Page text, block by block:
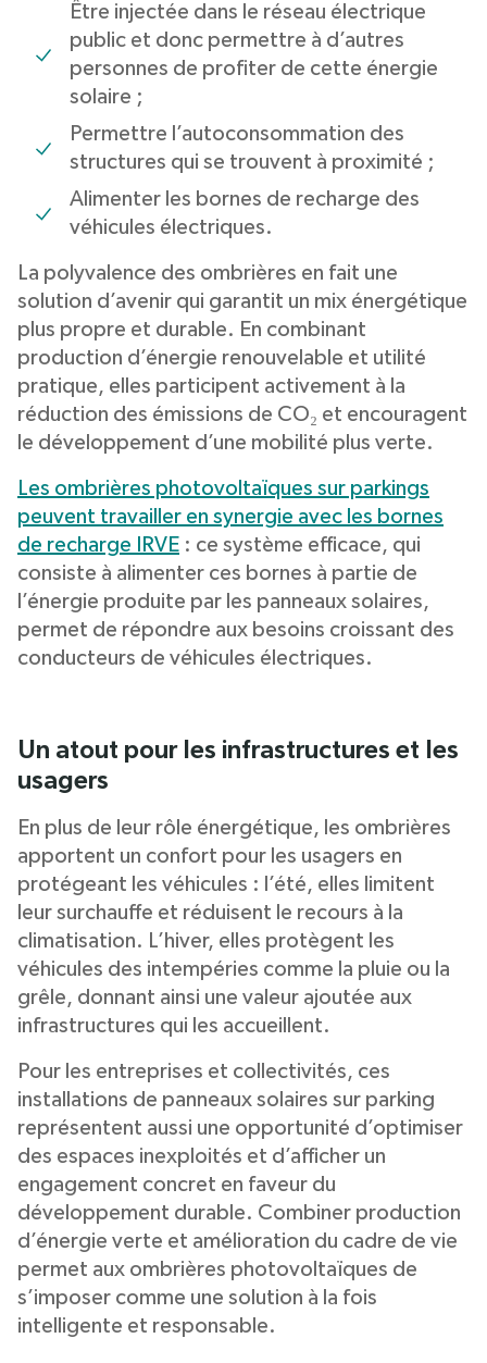
Être injectée dans le réseau électrique
public et donc permettre à d’autres
personnes de profiter de cette énergie
solaire ;
Permettre l’autoconsommation des
structures qui se trouvent à proximité ;
Alimenter les bornes de recharge des
véhicules électriques.
La polyvalence des ombrières en fait une
solution d’avenir qui garantit un mix énergétique
plus propre et durable. En combinant
production d’énergie renouvelable et utilité
pratique, elles participent activement à la
réduction des émissions de CO₂ et encouragent
le développement d’une mobilité plus verte.
Les ombrières photovoltaïques sur parkings
peuvent travailler en synergie avec les bornes
de recharge IRVE : ce système efficace, qui
consiste à alimenter ces bornes à partie de
l’énergie produite par les panneaux solaires,
permet de répondre aux besoins croissant des
conducteurs de véhicules électriques.
Un atout pour les infrastructures et les
usagers
En plus de leur rôle énergétique, les ombrières
apportent un confort pour les usagers en
protégeant les véhicules : l’été, elles limitent
leur surchauffe et réduisent le recours à la
climatisation. L’hiver, elles protègent les
véhicules des intempéries comme la pluie ou la
grêle, donnant ainsi une valeur ajoutée aux
infrastructures qui les accueillent.
Pour les entreprises et collectivités, ces
installations de panneaux solaires sur parking
représentent aussi une opportunité d’optimiser
des espaces inexploités et d’afficher un
engagement concret en faveur du
développement durable. Combiner production
d’énergie verte et amélioration du cadre de vie
permet aux ombrières photovoltaïques de
s’imposer comme une solution à la fois
intelligente et responsable.